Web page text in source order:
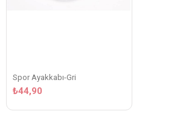
Spor Ayakkabı-Gri
₺44,90